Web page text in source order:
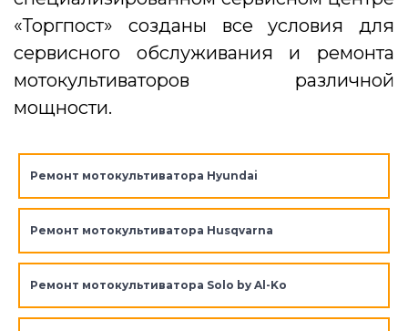
«Торгпост» созданы все условия для
сервисного обслуживания и ремонта
мотокультиваторов различной
мощности.
Ремонт мотокультиватора Hyundai
Ремонт мотокультиватора Husqvarna
Ремонт мотокультиватора Solo by Al-Ko